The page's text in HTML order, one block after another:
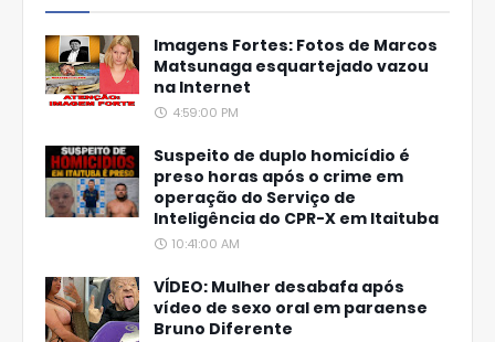
Imagens Fortes: Fotos de Marcos
Matsunaga esquartejado vazou
na Internet
4:59:00 PM
Suspeito de duplo homicídio é
preso horas após o crime em
operação do Serviço de
Inteligência do CPR-X em Itaituba
10:41:00 AM
VÍDEO: Mulher desabafa após
vídeo de sexo oral em paraense
Bruno Diferente